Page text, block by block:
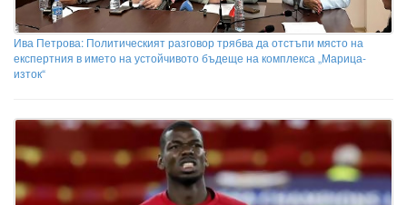
Ива Петрова: Политическият разговор трябва да отстъпи място на
експертния в името на устойчивото бъдеще на комплекса „Марица-
изток“